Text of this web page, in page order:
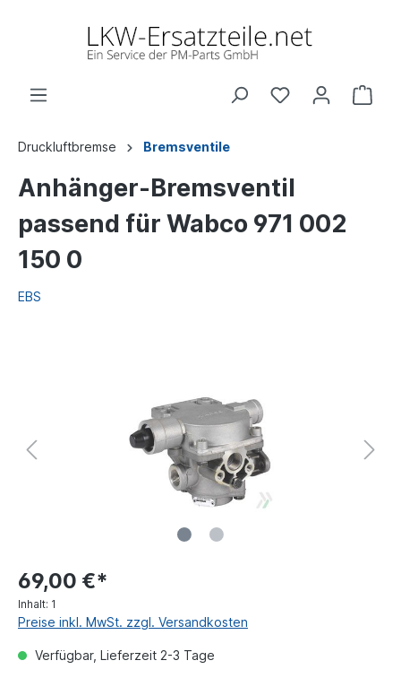
Druckluftbremse Bremsventile
Anhänger-Bremsventil
passend für Wabco 971 002
150 0
EBS
69,00 €*
Inhalt: 1
Preise inkl. MwSt. zzgl. Versandkosten
Verfügbar, Lieferzeit 2-3 Tage